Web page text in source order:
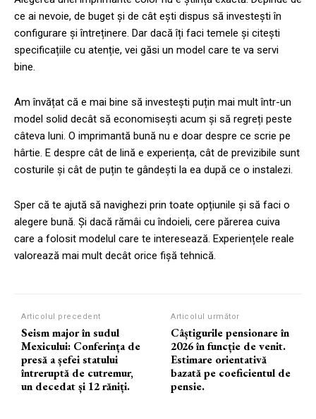
ce ai nevoie, de buget și de cât ești dispus să investești în
configurare și întreținere. Dar dacă îți faci temele și citești
specificațiile cu atenție, vei găsi un model care te va servi
bine.
Am învățat că e mai bine să investești puțin mai mult într-un
model solid decât să economisești acum și să regreți peste
câteva luni. O imprimantă bună nu e doar despre ce scrie pe
hârtie. E despre cât de lină e experiența, cât de previzibile sunt
costurile și cât de puțin te gândești la ea după ce o instalezi.
Sper că te ajută să navighezi prin toate opțiunile și să faci o
alegere bună. Și dacă rămâi cu îndoieli, cere părerea cuiva
care a folosit modelul care te interesează. Experiențele reale
valorează mai mult decât orice fișă tehnică.
Articolul precedent
Seism major în sudul
Mexicului: Conferința de
presă a șefei statului
întreruptă de cutremur,
un decedat și 12 răniți.
Articolul următor
Câștigurile pensionare în
2026 în funcție de venit.
Estimare orientativă
bazată pe coeficientul de
pensie.